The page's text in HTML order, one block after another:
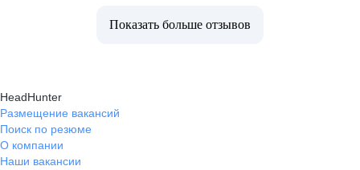
Показать больше отзывов
HeadHunter
Размещение вакансий
Поиск по резюме
О компании
Наши вакансии